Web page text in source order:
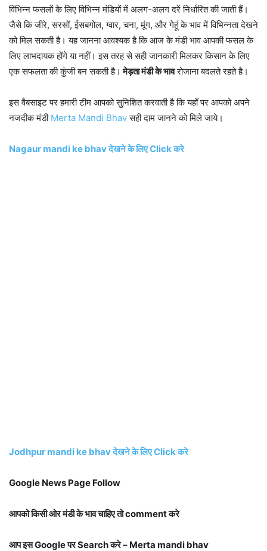
विभिन्न फसलों के लिए विभिन्न मंडियों में अलग-अलग दरें निर्धारित की जाती हैं।
जैसे कि जीरे, सरसों, ईसबगोल, ग्वार, चना, मूंग, और गेहूं के भाव में विभिन्नता देखने
को मिल सकती है। यह जानना आवश्यक है कि आज के मंडी भाव आपकी फसल के
लिए लाभदायक होंगे या नहीं। इस तरह से सही जानकारी मिलकर किसान के लिए
एक सफलता की कुंजी बन सकती है। मेड़ता मंडी के भावरोजाना बदलते रहते है।
इस वैबसाइट पर हमारी टीम आपको सुनिशित करवाती है कि यहाँ पर आपको अपने
नजदीक मंडी Merta Mandi Bhavसही दाम जानने को मिले जाये।
Nagaur mandi ke bhav देखने के लिए Click करे
Jodhpur mandi ke bhav देखने के लिए Click करे
Google News Page Follow
आपको किसी ओर मंडी के भाव चाहिए तो comment करे
आप इस Google पर Search करे – Merta mandi bhav